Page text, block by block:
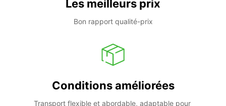
Les meilleurs prix
Bon rapport qualité-prix
Conditions améliorées
Transport flexible et abordable, adaptable pour